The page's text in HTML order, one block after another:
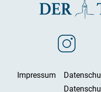
Impressum